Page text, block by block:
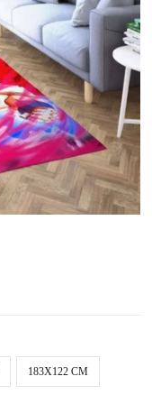
183X122 CM